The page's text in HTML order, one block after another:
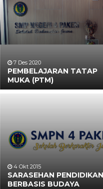
7 Des 2020
PEMBELAJARAN TATAP
MUKA (PTM)
4 Okt 2015
SARASEHAN PENDIDIKAN
BERBASIS BUDAYA